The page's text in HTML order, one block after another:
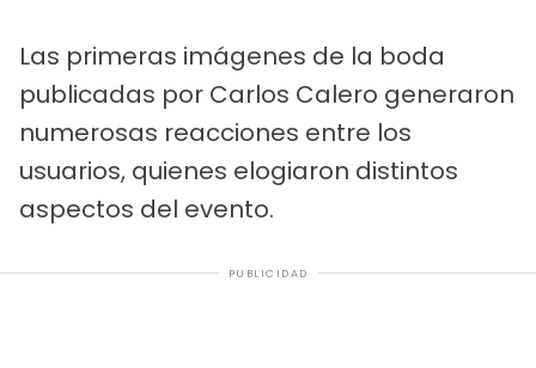
Las primeras imágenes de la boda
publicadas por Carlos Calero generaron
numerosas reacciones entre los
usuarios, quienes elogiaron distintos
aspectos del evento.
PUBLICIDAD